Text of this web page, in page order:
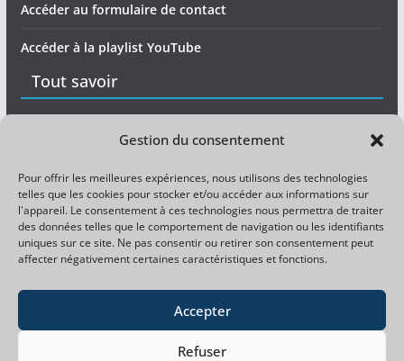
Gestion du consentement
Pour offrir les meilleures expériences, nous utilisons des technologies
telles que les cookies pour stocker et/ou accéder aux informations sur
l'appareil. Le consentement à ces technologies nous permettra de traiter
des données telles que le comportement de navigation ou les identifiants
uniques sur ce site. Ne pas consentir ou retirer son consentement peut
affecter négativement certaines caractéristiques et fonctions.
Accepter
Refuser
Accéder au formulaire de contact
Accéder à la playlist YouTube
Tout savoir
Divers
Magazine pêche gratuit